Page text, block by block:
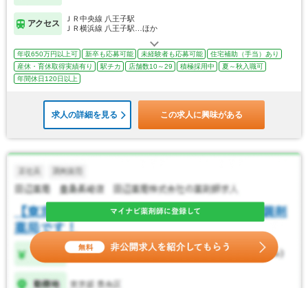
アクセス
ＪＲ中央線 八王子駅
ＪＲ横浜線 八王子駅…ほか
年収650万円以上可 新卒も応募可能 未経験者も応募可能
住宅補助（手当）あり
産休・育休取得実績有り
駅チカ 店舗数10～29 積極採用中
夏～秋入職可
年間休日120日以上
求人の詳細を見る この求人に興味がある